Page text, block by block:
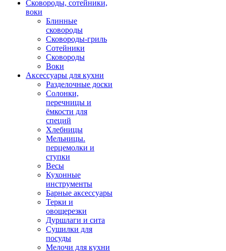
Сковороды, сотейники,
воки
Блинные
сковороды
Сковороды-гриль
Сотейники
Сковороды
Воки
Аксессуары для кухни
Разделочные доски
Солонки,
перечницы и
ёмкости для
специй
Хлебницы
Мельницы.
перцемолки и
ступки
Весы
Кухонные
инструменты
Барные аксессуары
Терки и
овощерезки
Дуршлаги и сита
Сушилки для
посуды
Мелочи для кухни